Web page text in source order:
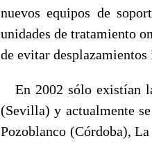
nuevos equipos de
unidades de tratamiento
de evitar desplazamientos
En 2002 sólo existían
(Sevilla) y actualmente
Pozoblanco (Córdoba),